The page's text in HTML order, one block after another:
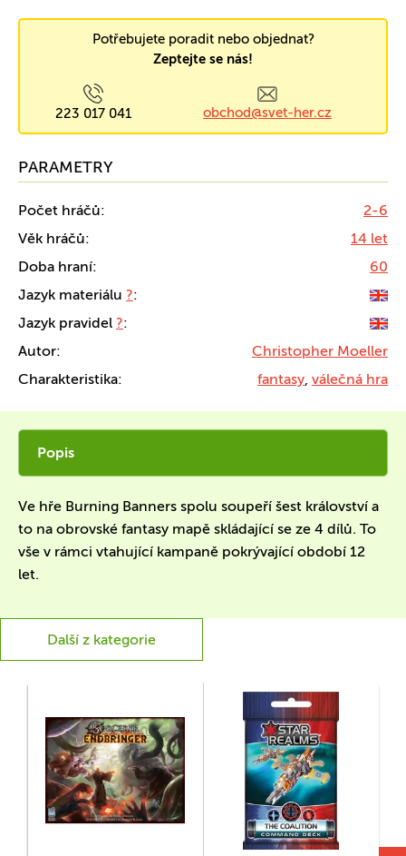
Potřebujete poradit nebo objednat?
Zeptejte se nás!
223 017 041 obchod@svet-her.cz
PARAMETRY
Počet hráčů:
2-6
Věk hráčů:
14 let
Doba hraní:
60
Jazyk materiálu ?:
Jazyk pravidel ?:
Autor:
Christopher Moeller
Charakteristika:
fantasy, válečná hra
Popis
Ve hře Burning Banners spolu soupeří šest království a
to na obrovské fantasy mapě skládající se ze 4 dílů. To
vše v rámci vtahující kampaně pokrývající období 12
let.
Další z kategorie